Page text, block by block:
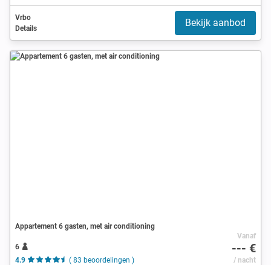
Vrbo
Details
Bekijk aanbod
Appartement 6 gasten, met air conditioning
6
4.9
( 83 beoordelingen )
Vanaf
--- €
/ nacht